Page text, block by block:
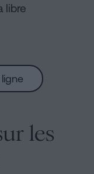
libre
les